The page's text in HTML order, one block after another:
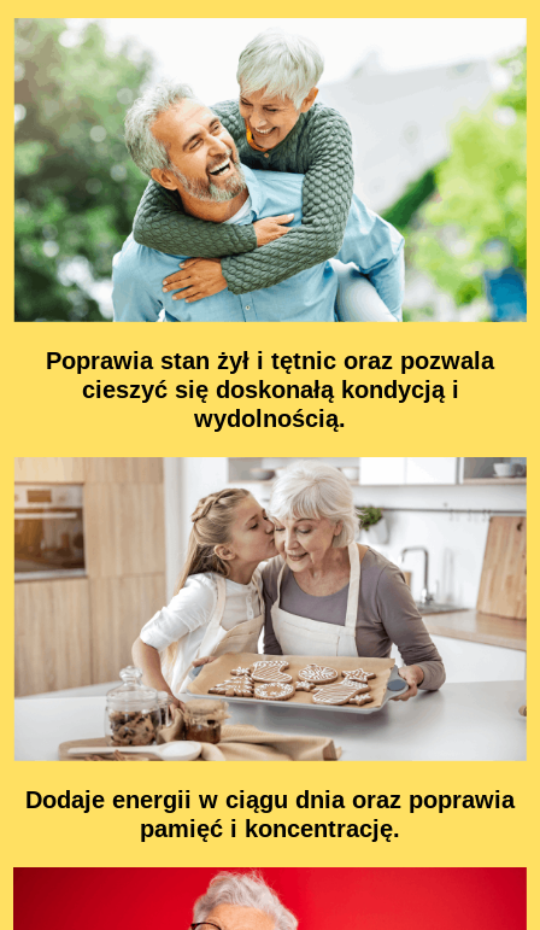
Poprawia stan żył i tętnic oraz pozwala
cieszyć się doskonałą kondycją i
wydolnością.
Dodaje energii w ciągu dnia oraz poprawia
pamięć i koncentrację.